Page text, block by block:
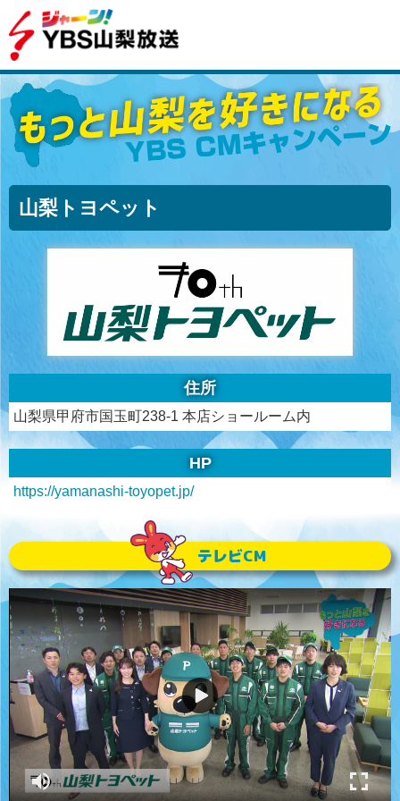
山梨トヨペット
住所
山梨県甲府市国玉町238-1 本店ショールーム内
HP
https://yamanashi-toyopet.jp/
テレビCM